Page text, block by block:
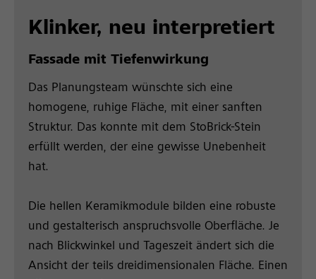
Klinker, neu interpretiert
Fassade mit Tiefenwirkung
Das Planungsteam wünschte sich eine
homogene, ruhige Fläche, mit einer sanften
Struktur. Das konnte mit dem StoBrick-Stein
erfüllt werden, der eine gewisse Unebenheit
hat.
Die hellen Keramikmodule bilden eine robuste
und gestalterisch anspruchsvolle Oberfläche. Je
nach Blickwinkel und Tageszeit ändert sich die
Ansicht der teils dreidimensionalen Fläche. Einen